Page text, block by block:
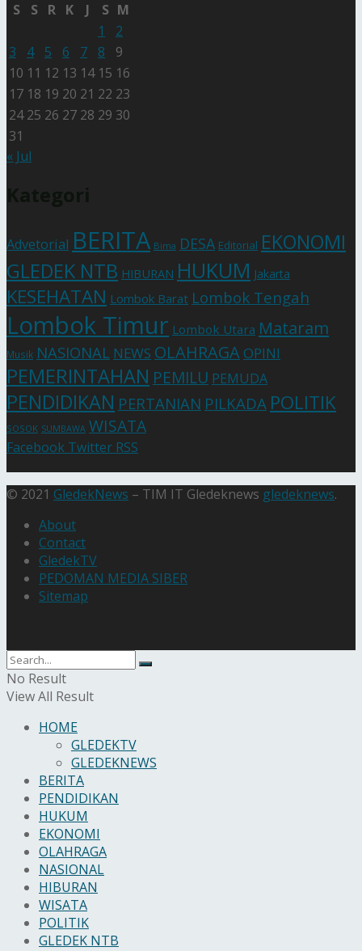
S
S R K J S M
1
2
3
4 5 6 7 8
9
10 11 12 13 14 15 16
17 18 19 20 21 22 23
24 25 26 27 28 29 30
31
« Jul
Advetorial BERITA Bima DESA Editorial EKONOMI
GLEDEK NTB HIBURAN HUKUM Jakarta
KESEHATAN Lombok Barat Lombok Tengah
Lombok Timur Lombok Utara Mataram
Musik NASIONAL NEWS OLAHRAGA OPINI
PEMERINTAHAN PEMILU PEMUDA
PENDIDIKAN PERTANIAN PILKADA POLITIK
SOSOK SUMBAWA WISATA
Facebook Twitter RSS
© 2021 GledekNews – TIM IT Gledeknews gledeknews.
About
Contact
GledekTV
PEDOMAN MEDIA SIBER
Sitemap
No Result
View All Result
HOME
GLEDEKTV
GLEDEKNEWS
BERITA
PENDIDIKAN
HUKUM
EKONOMI
OLAHRAGA
NASIONAL
HIBURAN
WISATA
POLITIK
GLEDEK NTB